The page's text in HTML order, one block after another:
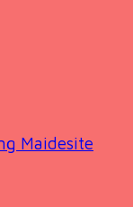
Maidesite